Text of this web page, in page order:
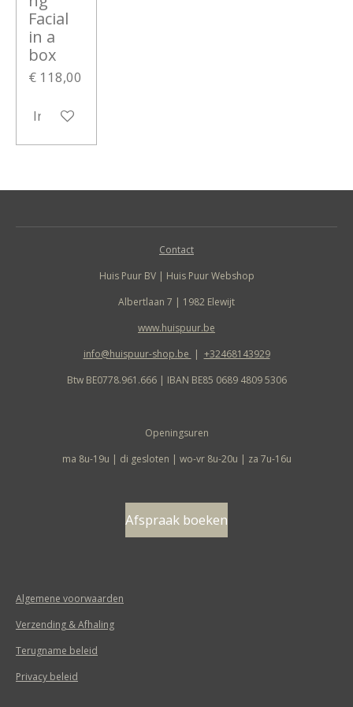
Facial
in a
box
€ 118,00
In winkelwagen
Contact
Huis Puur BV | Huis Puur Webshop
Albertlaan 7 | 1982 Elewijt
www.huispuur.be
info@huispuur-shop.be | +32468143929
Btw BE0778.961.666 | IBAN BE85 0689 4809 5306
Openingsuren
ma 8u-19u | di gesloten | wo-vr 8u-20u | za 7u-16u
Afspraak boeken
Algemene voorwaarden
Verzending & Afhaling
Terugname beleid
Privacy beleid